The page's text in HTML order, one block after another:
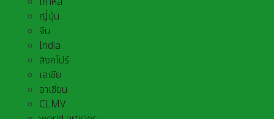
ญี่ปุ่น
จีน
India
สิงคโปร์
เอเชีย
อาเชี่ยน
CLMV